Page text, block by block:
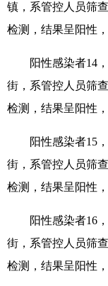
镇，系管控人员筛
检测，结果呈阳性
阳性感染者14
街，系管控人员筛
检测，结果呈阳性
阳性感染者15
街，系管控人员筛
检测，结果呈阳性
阳性感染者16
街，系管控人员筛
检测，结果呈阳性